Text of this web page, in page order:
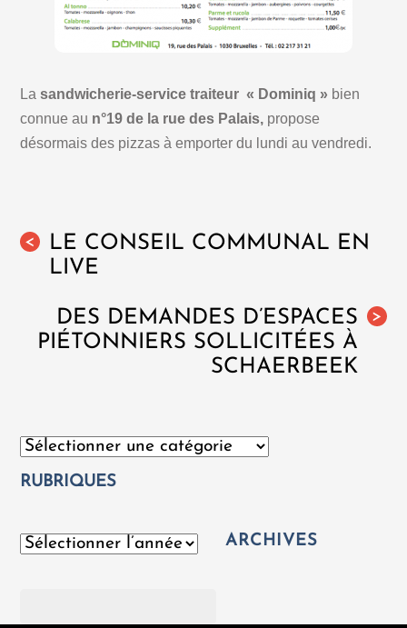
La sandwicherie-service traiteur « Dominiq » bien
connue au n°19 de la rue des Palais, propose
désormais des pizzas à emporter du lundi au vendredi.
<
LE CONSEIL COMMUNAL EN
LIVE
>
DES DEMANDES D’ESPACES
PIÉTONNIERS SOLLICITÉES À
SCHAERBEEK
Catégories
RUBRIQUES
Archives ARCHIVES